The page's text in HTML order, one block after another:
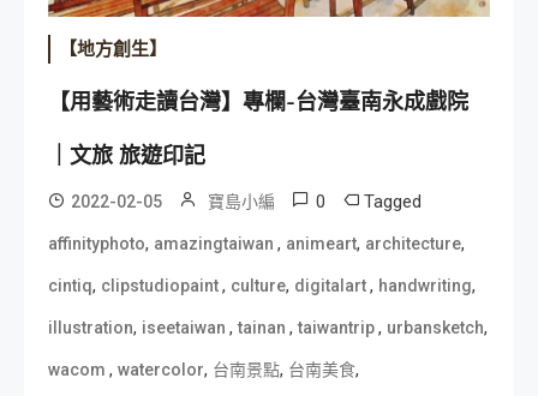
【地方創生】
【用藝術走讀台灣】專欄-台灣臺南永成戲院
｜文旅 旅遊印記
2022-02-05 寶島小編 0 Tagged
affinityphoto, amazingtaiwan , animeart, architecture,
cintiq, clipstudiopaint, culture, digitalart, handwriting,
illustration, iseetaiwan ,tainan ,taiwantrip, urbansketch,
wacom , watercolor, 台南景點, 台南美食,